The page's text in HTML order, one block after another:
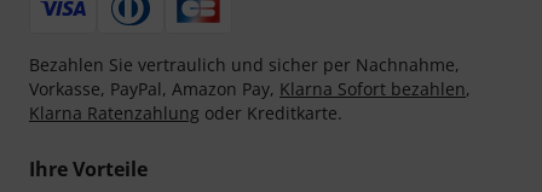
Bezahlen Sie vertraulich und sicher per Nachnahme,
Vorkasse, PayPal, Amazon Pay, Klarna Sofort bezahlen,
Klarna Ratenzahlung oder Kreditkarte.
Ihre Vorteile